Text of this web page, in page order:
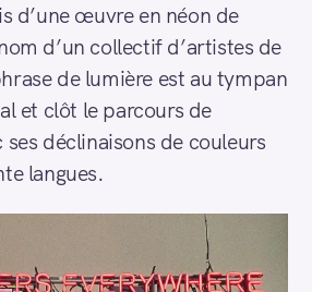
d’une œuvre en néon de
d’un collectif d’artistes de
de lumière est au tympan
et clôt le parcours de
ses déclinaisons de couleurs
langues.